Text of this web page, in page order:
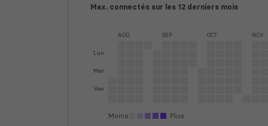
Max. connectés sur les 12 derniers mois
Lun
Mer
Ven
AOÛ SEP OCT NOV
Moins Plus